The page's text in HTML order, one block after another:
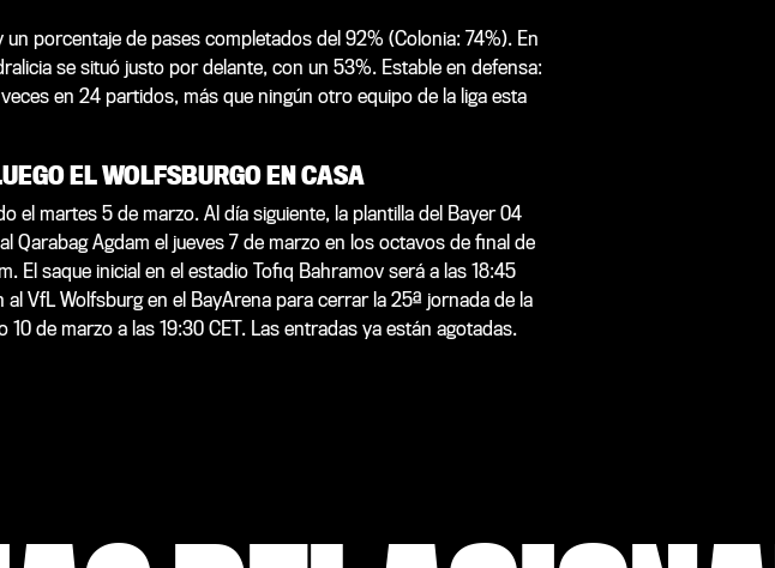
porcentaje de pases completados del 92% (Colonia: 74%). En
se situó justo por delante, con un 53%. Estable en defensa:
en 24 partidos, más que ningún otro equipo de la liga esta
EL WOLFSBURGO EN CASA
el martes 5 de marzo. Al día siguiente, la plantilla del Bayer 04
Qarabag Agdam el jueves 7 de marzo en los octavos de final de
El saque inicial en el estadio Tofiq Bahramov será a las 18:45
VfL Wolfsburg en el BayArena para cerrar la 25ª jornada de la
de marzo a las 19:30 CET. Las entradas ya están agotadas.